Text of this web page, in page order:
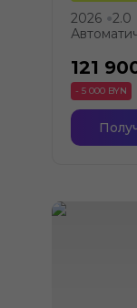
2026 ●2.0
121
- 5 000 BYN